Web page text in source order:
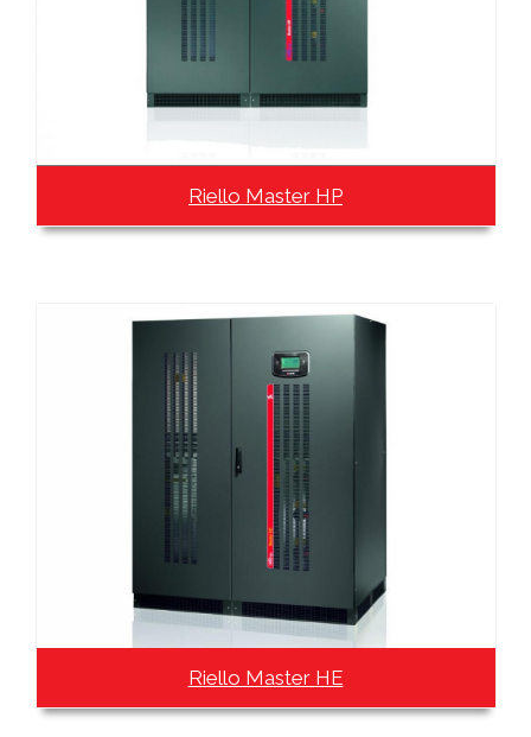
Riello Master HP
Riello Master HE